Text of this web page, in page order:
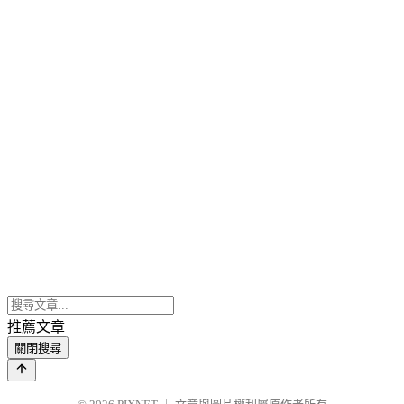
推薦文章
關閉搜尋